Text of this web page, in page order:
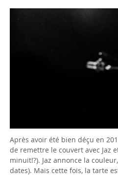
Après avoir été bien déçu en
de remettre le couvert avec Jaz
minuit!?). Jaz annonce la
dates). Mais cette fois, la tarte